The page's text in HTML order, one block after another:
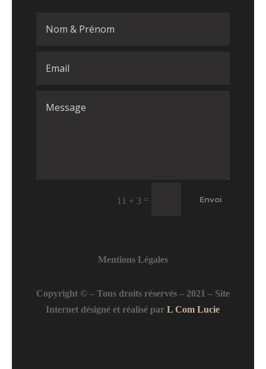
11 + 3 = Envoi
Mentions Légales
Copyright © – Tous droits réservés – 2021 – Site
Internet désigné et réalisé parL Com Lucie